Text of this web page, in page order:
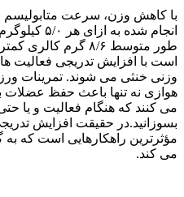
با کاهش وزن، سرعت
انجام شده
طور متوسط ۸/۶ گرم
است با افزایش تدریجی
وزنی خنثی می شوند. تمرینات
هوازی نه تنها باعث حفظ
می کنند که هنگام فعالیت و یا
بسوزانید.در حقیقت افزایش
مؤثرترین راهکارهایی است که
می کند.